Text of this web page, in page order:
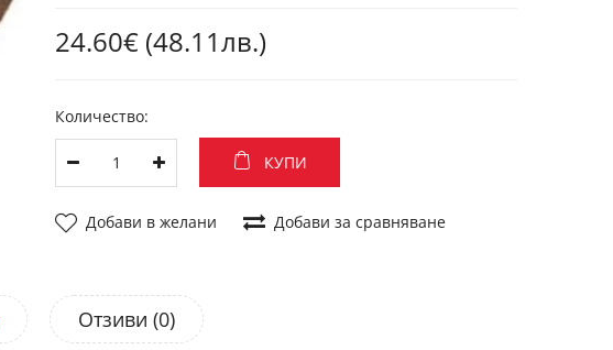
24.60€ (48.11лв.)
Количество:
КУПИ
Добави в желани Добави за сравняване
Отзиви (0)